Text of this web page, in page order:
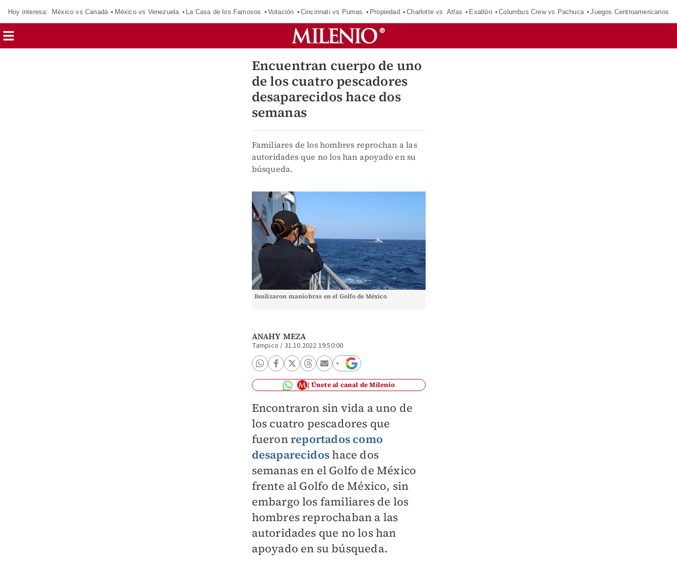
Hoy interesa: México vs Canadá México vs Venezuela La Casa de los Famosos Votación Cincinnati vs Pumas Propiedad Charlotte vs. Atlas Exatlón Columbus Crew vs Pachuca Juegos Centroamericanos
Encuentran cuerpo de uno
de los cuatro pescadores
desaparecidos hace dos
semanas
Familiares de los hombres reprochan a las
autoridades que no los han apoyado en su
búsqueda.
Realizaron maniobras en el Golfo de México
ANAHY MEZA
Tampico / 31.10.2022 19:50:00
Únete al canal de Milenio
Encontraron sin vida a uno de
los cuatro pescadores que
fueronreportados como
desaparecidoshace dos
semanas en el Golfo de México
frente al Golfo de México, sin
embargo los familiares de los
hombres reprochaban a las
autoridades que no los han
apoyado en su búsqueda.